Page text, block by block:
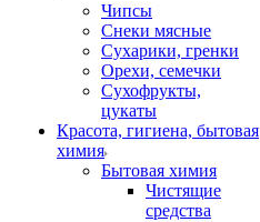
Чипсы
Снеки мясные
Сухарики, гренки
Орехи, семечки
Сухофрукты,
цукаты
Красота, гигиена, бытовая
химия
Бытовая химия
Чистящие
средства